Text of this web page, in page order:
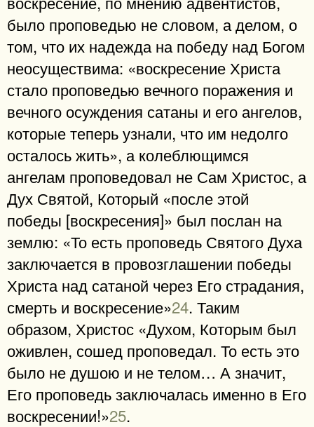
было проповедью не словом, а делом, о
том, что их надежда на победу над Богом
неосуществима: «воскресение Христа
стало проповедью вечного поражения и
вечного осуждения сатаны и его ангелов,
которые теперь узнали, что им недолго
осталось жить», а колеблющимся
ангелам проповедовал не Сам Христос, а
Дух Святой, Который «после этой
победы [воскресения]» был послан на
землю: «То есть проповедь Святого Духа
заключается в провозглашении победы
Христа над сатаной через Его страдания,
смерть и воскресение»24. Таким
образом, Христос «Духом, Которым был
оживлен, сошед проповедал. То есть это
было не душою и не телом… А значит,
Его проповедь заключалась именно в Его
воскресении!»25.